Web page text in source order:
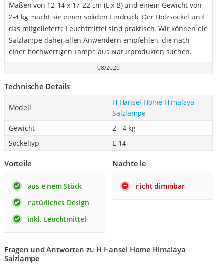
Maßen von 12-14 x 17-22 cm (L x B) und einem Gewicht von
2-4 kg macht sie einen soliden Eindruck. Der Holzsockel und
das mitgelieferte Leuchtmittel sind praktisch. Wir können die
Salzlampe daher allen Anwendern empfehlen, die nach
einer hochwertigen Lampe aus Naturprodukten suchen.
08/2026
Technische Details
Modell
H Hansel Home Himalaya
Salzlampe
Gewicht
2 - 4 kg
Sockeltyp
E 14
Vorteile
aus einem Stück
natürliches Design
inkl. Leuchtmittel
Nachteile
nicht dimmbar
Fragen und Antworten zu H Hansel Home Himalaya
Salzlampe